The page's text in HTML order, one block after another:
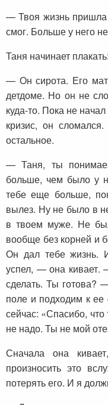
— Твоя жизнь пришла
смог. Больше у него
Таня начинает плакать:
— Он сирота. Его
детдоме. Но он не
куда-то. Пока не
кризис, он
остальное.
— Таня, ты
больше, чем было у
тебе еще больше,
вылез. Ну не было в
в твоем муже. Не
вообще без корней и
Он дал тебе жизнь.
успел, — она кивает.
сделать. Ты готова?
поле и подходим к ее
сейчас: «Спасибо,
не надо. Ты не мой
Сначала она
произносить это
потерять его. И я